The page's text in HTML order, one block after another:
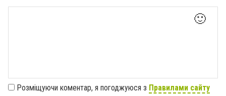
🙂
Розміщуючи коментар, я погоджуюся з Правилами сайту